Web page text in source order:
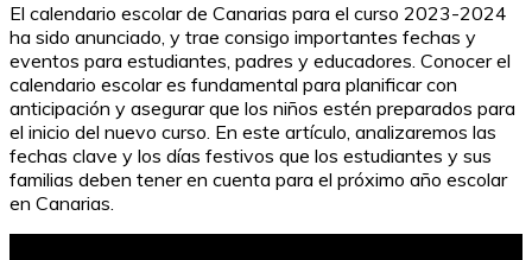
El calendario escolar de Canarias para el curso 2023-2024
ha sido anunciado, y trae consigo importantes fechas y
eventos para estudiantes, padres y educadores. Conocer el
calendario escolar es fundamental para planificar con
anticipación y asegurar que los niños estén preparados para
el inicio del nuevo curso. En este artículo, analizaremos las
fechas clave y los días festivos que los estudiantes y sus
familias deben tener en cuenta para el próximo año escolar
en Canarias.